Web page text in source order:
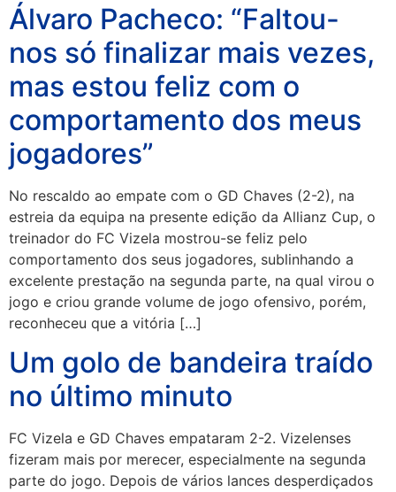
Álvaro Pacheco: “Faltou-
nos só finalizar mais vezes,
mas estou feliz com o
comportamento dos meus
jogadores”
No rescaldo ao empate com o GD Chaves (2-2), na
estreia da equipa na presente edição da Allianz Cup, o
treinador do FC Vizela mostrou-se feliz pelo
comportamento dos seus jogadores, sublinhando a
excelente prestação na segunda parte, na qual virou o
jogo e criou grande volume de jogo ofensivo, porém,
reconheceu que a vitória […]
Um golo de bandeira traído
no último minuto
FC Vizela e GD Chaves empataram 2-2. Vizelenses
fizeram mais por merecer, especialmente na segunda
parte do jogo. Depois de vários lances desperdiçados